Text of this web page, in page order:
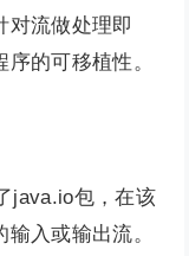
对流做处理即
的可移植性。
java.io包，在该
入或输出流。